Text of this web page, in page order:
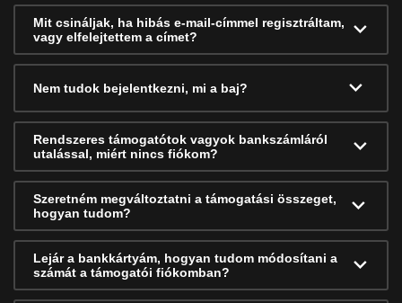
Mit csináljak, ha hibás e-mail-címmel regisztráltam,
vagy elfelejtettem a címet?
Nem tudok bejelentkezni, mi a baj?
Rendszeres támogatótok vagyok bankszámláról
utalással, miért nincs fiókom?
Szeretném megváltoztatni a támogatási összeget,
hogyan tudom?
Lejár a bankkártyám, hogyan tudom módosítani a
számát a támogatói fiókomban?